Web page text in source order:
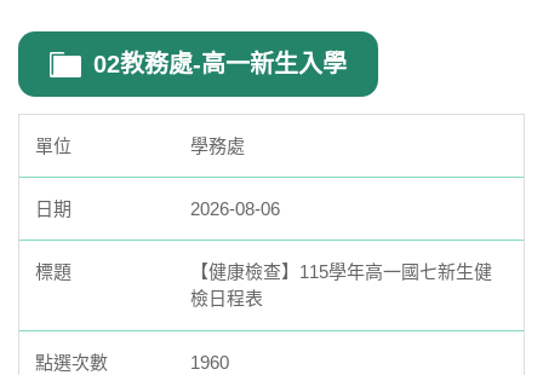
高中課程計畫專區
高中部畢業條件
高中部編班、轉班、轉班群規定
02教務處-高一新生入學
學務處
2026-08-06
【健康檢查】115學年高一國七新生健
檢日程表
1960